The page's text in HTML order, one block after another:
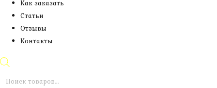
Как заказать
Статьи
Отзывы
Контакты
Поиск